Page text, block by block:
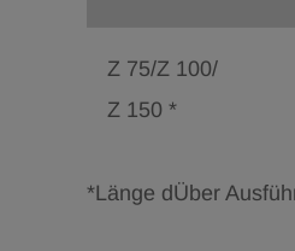
Z 75/Z 100/
Z 150 *
*Länge dÜber